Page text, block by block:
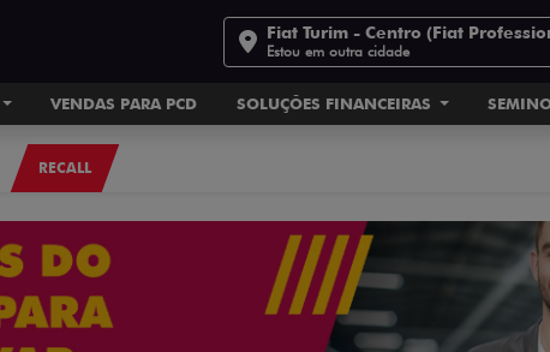
Fiat Turim - Centro (Fiat
Estou em outra cidade
VENDAS PARA PCD SOLUÇÕES FINANCEIRAS
RECALL